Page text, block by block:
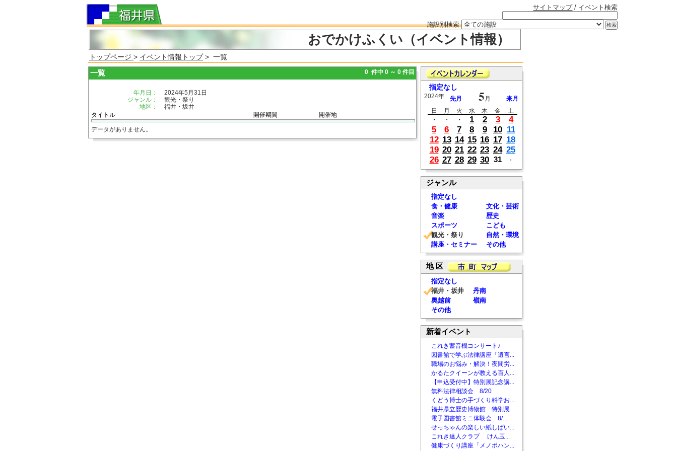
サイトマップ/ イベント検索
施設別検索
おでかけふくい（イベント情報）
トップページ > イベント情報トップ> 一覧
一覧 0 件中 0 ～ 0 件目
年月日：
2024年5月31日
ジャンル：
観光・祭り
地区：
福井・坂井
タイトル
開催期間 開催地
データがありません。
指定なし
2024年 先月 5 月
来月
日
月 火 水 木 金
土
・
・ ・ 1 2 3
4
5
6 7 8 9 10 11
12 13 14 15 16 17 18
19 20 21 22 23 24 25
26 27 28 29 30 31 ・
ジャンル
指定なし
食・健康
文化・芸術
音楽
歴史
スポーツ
こども
観光・祭り
自然・環境
講座・セミナー
その他
地 区
指定なし
福井・坂井
丹南
奥越前
嶺南
その他
新着イベント
これき蓄音機コンサート♪
図書館で学ぶ法律講座「遺言...
職場のお悩み・解決！夜間労...
かるたクイーンが教える百人...
【申込受付中】特別展記念講...
無料法律相談会 8/20
くどう博士の手づくり科学お...
福井県立歴史博物館 特別展...
電子図書館ミニ体験会 8/...
せっちゃんの楽しい紙しばい...
これき達人クラブ けん玉...
健康づくり講座「メノポハン...